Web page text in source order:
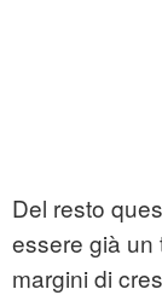
Del resto
essere già un
margini di